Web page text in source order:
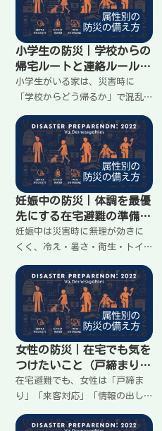
け先に決めておけば、落ち着い
て動ける。家族で共有しやすい
形で整理します。
小学生の防災｜学校からの
帰宅ルートと連絡ルール
（迷わない準備）
小学生がいる家は、災害時に
「学校からどう帰るか」で混乱
いの判断、帰宅ルート、集合場
所、連絡の取り方を先に決めて
おけば安心。子どもに伝えやす
い形で、家に留まる前提の準備
を整理します。
妊娠中の防災｜体調を最優
先にする在宅避難の準備
（無理しない）
妊娠中は災害時に無理が効きに
くく、冷え・暑さ・衛生・トイ
頑張ることより、体調が崩れな
い形を先に作ること。家に留ま
る前提で、動き方、置き場所、
最低限の備えをわかりやすく整
理します。
女性の防災｜在宅でも気を
つけたいこと（戸締まり・
連絡・来客対応）
在宅避難でも、女性は「戸締ま
り」「来客対応」「情報の出し
い、連絡が乱れる、見知らぬ人